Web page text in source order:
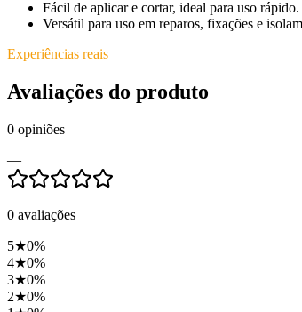
Fácil de aplicar e cortar, ideal para uso rápido.
Versátil para uso em reparos, fixações e
Experiências reais
Avaliações do produto
0 opiniões
—
0 avaliações
5★0%
4★0%
3★0%
2★0%